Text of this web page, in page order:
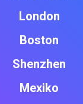
London
Boston
Shenzhen
Mexiko